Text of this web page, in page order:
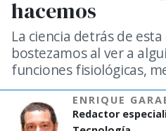
hacemos
La ciencia detrás de
bostezamos al ver a
funciones fisiológicas,
ENRIQUE
Redactor